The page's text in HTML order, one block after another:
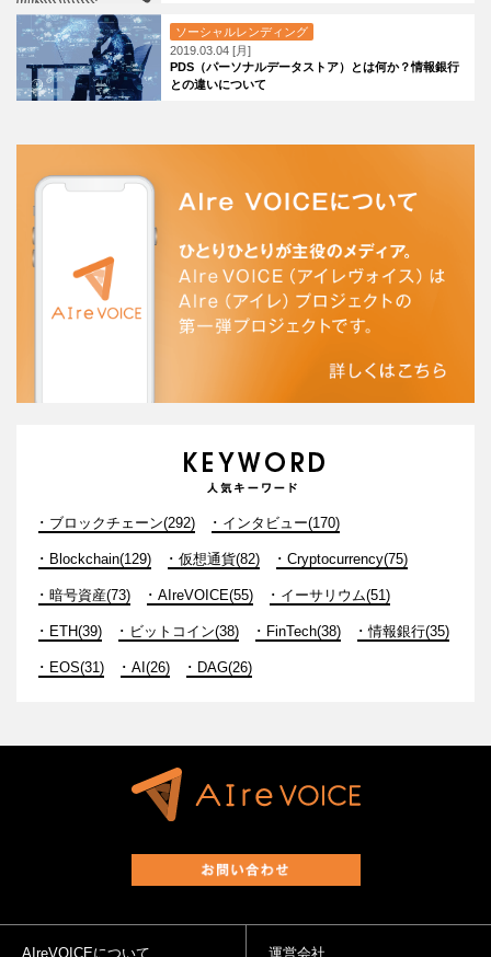
ソーシャルレンディング
2019.03.04 [月]
PDS（パーソナルデータストア）とは何か？情報銀行
との違いについて
ブロックチェーン(292) インタビュー(170)
Blockchain(129) 仮想通貨(82) Cryptocurrency(75)
暗号資産(73) AIreVOICE(55) イーサリウム(51)
ETH(39) ビットコイン(38) FinTech(38) 情報銀行(35)
EOS(31) AI(26) DAG(26)
AIreVOICEについて 運営会社